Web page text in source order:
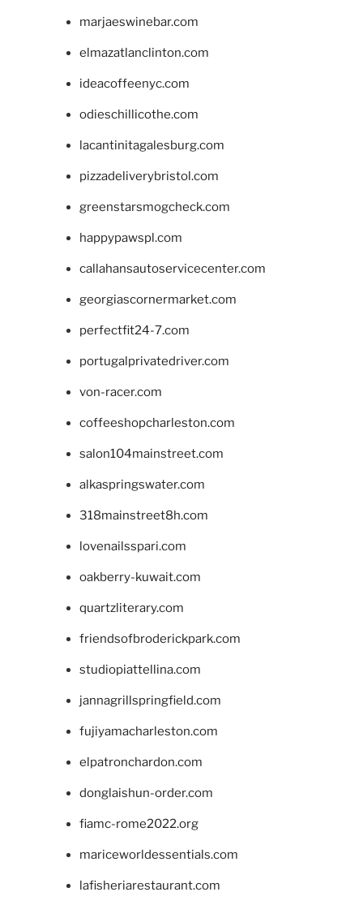
marjaeswinebar.com
elmazatlanclinton.com
ideacoffeenyc.com
odieschillicothe.com
lacantinitagalesburg.com
pizzadeliverybristol.com
greenstarsmogcheck.com
happypawspl.com
callahansautoservicecenter.com
georgiascornermarket.com
perfectfit24-7.com
portugalprivatedriver.com
von-racer.com
coffeeshopcharleston.com
salon104mainstreet.com
alkaspringswater.com
318mainstreet8h.com
lovenailsspari.com
oakberry-kuwait.com
quartzliterary.com
friendsofbroderickpark.com
studiopiattellina.com
jannagrillspringfield.com
fujiyamacharleston.com
elpatronchardon.com
donglaishun-order.com
fiamc-rome2022.org
mariceworldessentials.com
lafisheriarestaurant.com